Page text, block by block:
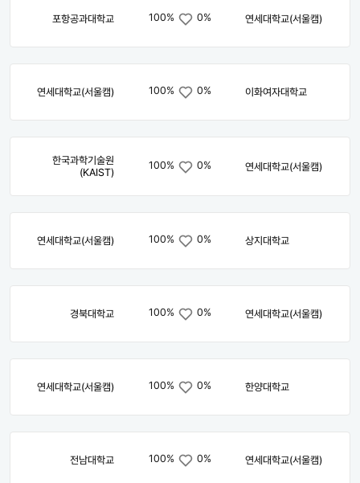
포항공과대학교 100% 0% 연세대학교(서울캠)
연세대학교(서울캠) 100% 0% 이화여자대학교
한국과학기술원
(KAIST)
100% 0% 연세대학교(서울캠)
연세대학교(서울캠) 100% 0% 상지대학교
경북대학교 100% 0% 연세대학교(서울캠)
연세대학교(서울캠) 100% 0% 한양대학교
전남대학교 100% 0% 연세대학교(서울캠)